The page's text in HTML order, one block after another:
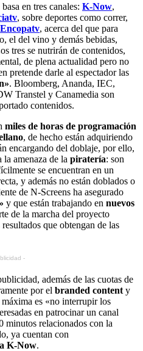
en tres canales: K-Now,
, sobre deportes como correr,
Encopatv, acerca del que para
el del vino y demás bebidas,
tres se nutrirán de contenidos,
de plena actualidad pero no
pretende darle al espectador las
. Bloomberg, Ananda, IEC,
Transtel y Canamedia son
contenidos.
miles de horas de programación
, de hecho están adquiriendo
encargando del doblaje, por ello,
amenaza de la piratería: son
se encuentran en un
y además no están doblados o
de N-Screens ha asegurado
y que están trabajando en nuevos
de la marcha del proyecto
que obtengan de las
-
además de las cuotas de
por el branded content y
es «no interrupir los
en patrocinar un canal
minutos relacionados con la
ya cuentan con
K-Now.